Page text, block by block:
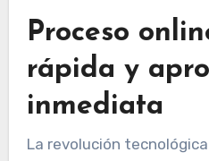
Proceso
rápida y
inmediata
La revolución